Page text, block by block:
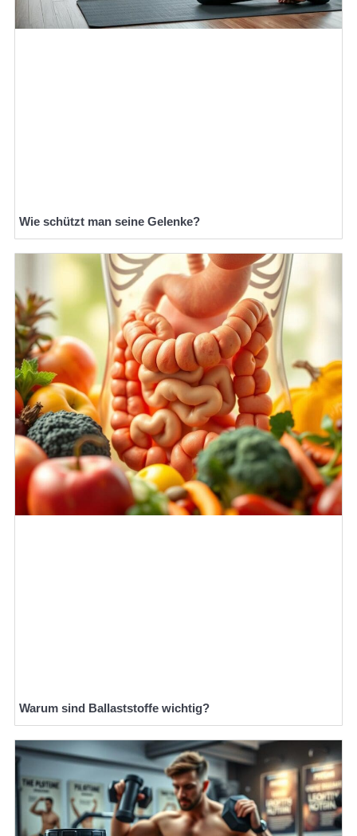
Wie schützt man seine Gelenke?
Warum sind Ballaststoffe wichtig?